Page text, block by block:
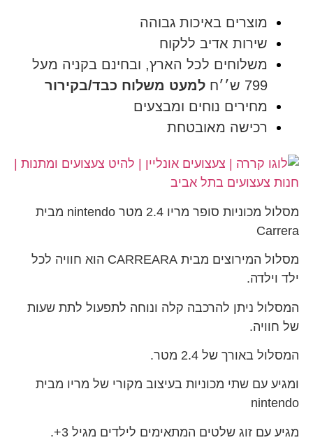
מוצרים באיכות גבוהה
שירות אדיב ללקוח
משלוחים לכל הארץ, ובחינם בקניה מעל
799 ש׳׳ח
למעט משלוח כבד/בקירור
מחירים נוחים ומבצעים
רכישה מאובטחת
מסלול מכוניות סופר מריו 2.4 מטר nintendo מבית
Carrera
מסלול המירוצים מבית CARREARA הוא חוויה לכל
ילד וילדה.
המסלול ניתן להרכבה קלה ונוחה לתפעול לתת שעות
של חוויה.
המסלול באורך של 2.4 מטר.
ומגיע עם שתי מכוניות בעיצוב מקורי של מריו מבית
nintendo
מגיע עם זוג שלטים המתאימים לילדים מגיל 3+.